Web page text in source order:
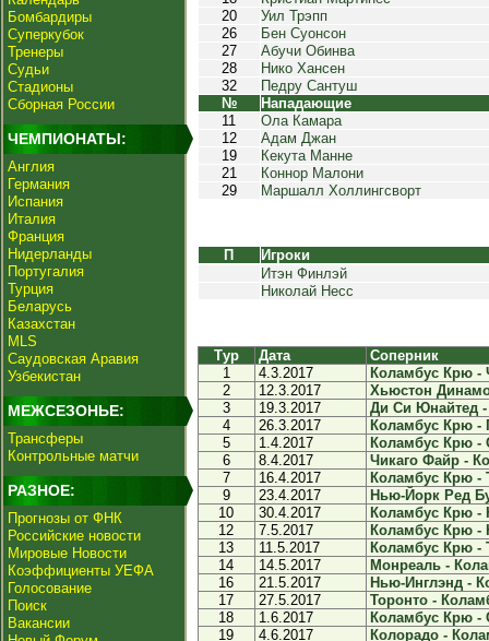
Бомбардиры
Суперкубок
Тренеры
Судьи
Стадионы
Сборная России
ЧЕМПИОНАТЫ:
Англия
Германия
Испания
Италия
Франция
Нидерланды
Португалия
Турция
Беларусь
Казахстан
MLS
Саудовская Аравия
Узбекистан
МЕЖСЕЗОНЬЕ:
Трансферы
Контрольные матчи
РАЗНОЕ:
Прогнозы от ФНК
Российские новости
Мировые Новости
Коэффициенты УЕФА
Голосование
Поиск
Вакансии
20
Уил Трэпп
26
Бен Суонсон
27
Абучи Обинва
28
Нико Хансен
32
Педру Сантуш
№
Нападающие
11
Ола Камара
12
Адам Джан
19
Кекута Манне
21
Коннор Малони
29
Маршалл Холлингсворт
П
Игроки
Итэн Финлэй
Николай Несс
Тур Дата
Соперник
1
4.3.2017
Коламбус Крю -
2
12.3.2017
Хьюстон
3
19.3.2017
Ди Си Юнайтед
4
26.3.2017
Коламбус Крю -
5
1.4.2017
Коламбус Крю -
6
8.4.2017
Чикаго Файр -
7
16.4.2017
Коламбус Крю -
9
23.4.2017
Нью-Йорк Ред
10
30.4.2017
Коламбус Крю -
12
7.5.2017
Коламбус Крю -
13
11.5.2017
Коламбус Крю -
14
14.5.2017
Монреаль -
16
21.5.2017
Нью-Инглэнд -
17
27.5.2017
Торонто -
18
1.6.2017
Коламбус Крю -
19
4.6.2017
Колорадо -